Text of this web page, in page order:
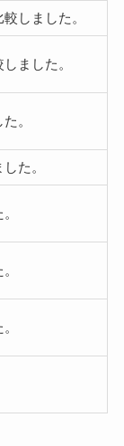
しました。
ました。
。
た。